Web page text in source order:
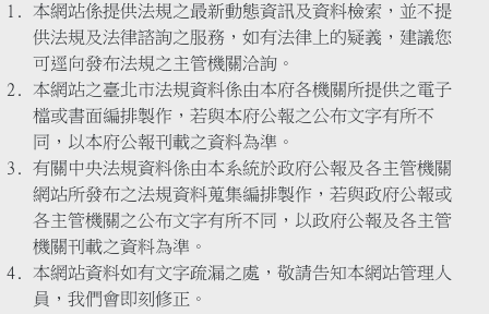
本網站係提供法規之最新動態資訊及資料檢索，並不提
供法規及法律諮詢之服務，如有法律上的疑義，建議您
可逕向發布法規之主管機關洽詢。
本網站之臺北市法規資料係由本府各機關所提供之電子
檔或書面編排製作，若與本府公報之公布文字有所不
同，以本府公報刊載之資料為準。
有關中央法規資料係由本系統於政府公報及各主管機關
網站所發布之法規資料蒐集編排製作，若與政府公報或
各主管機關之公布文字有所不同，以政府公報及各主管
機關刊載之資料為準。
本網站資料如有文字疏漏之處，敬請告知本網站管理人
員，我們會即刻修正。